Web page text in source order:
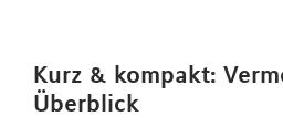
Kurz & kompakt:
Überblick